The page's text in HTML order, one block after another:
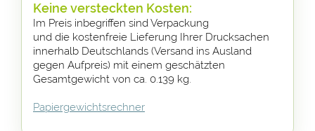
Keine versteckten Kosten:
Im Preis inbegriffen sind Verpackung
und die kostenfreie Lieferung Ihrer Drucksachen
innerhalb Deutschlands (Versand ins Ausland
gegen Aufpreis) mit einem geschätzten
Gesamtgewicht von ca. 0.139 kg.
Papiergewichtsrechner